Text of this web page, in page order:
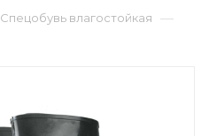
Спецобувь влагостойкая —